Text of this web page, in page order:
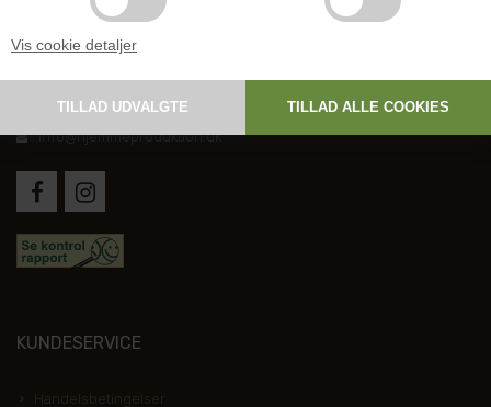
Vis cookie detaljer
DANSK HJEMMEPRODUKTION
+45 6267 1447
info@hjemmeproduktion.dk
KUNDESERVICE
Handelsbetingelser